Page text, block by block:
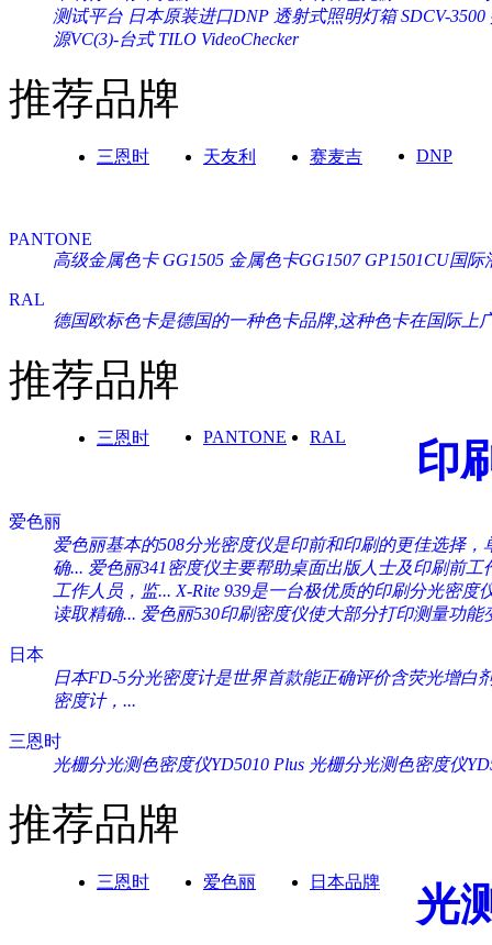
测试平台 日本原装进口DNP 透射式照明灯箱 SDCV-3500
源VC(3)-台式 TILO VideoChecker
推荐品牌
三恩时 天友利 赛麦吉 DNP
PANTONE
高级金属色卡 GG1505 金属色卡GG1507 GP1501CU国
RAL
德国欧标色卡是德国的一种色卡品牌,这种色卡在国际上
推荐品牌
三恩时 PANTONE RAL 印
爱色丽
爱色丽基本的508分光密度仪是印前和印刷的更佳选择，
确... 爱色丽341密度仪主要帮助桌面出版人士及印刷前工
工作人员，监... X-Rite 939是一台极优质的印刷分光密度
读取精确... 爱色丽530印刷密度仪使大部分打印测量功能
日本
日本FD-5分光密度计是世界首款能正确评价含荧光增白
密度计，...
三恩时
光栅分光测色密度仪YD5010 Plus 光栅分光测色密度仪
推荐品牌
三恩时 爱色丽 日本品牌 光